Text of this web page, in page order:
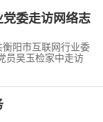
委走访网络志
衡阳市互联网行业委
员吴玉检家中走访